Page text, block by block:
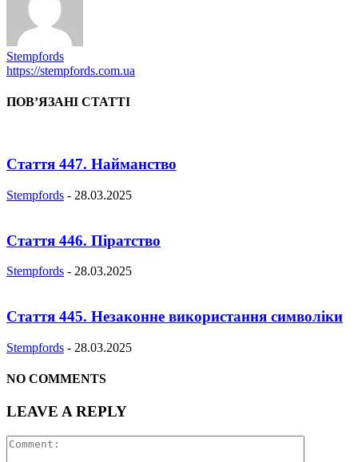
Stempfords
https://stempfords.com.ua
ПОВ’ЯЗАНІ СТАТТІ
Стаття 447. Найманство
Stempfords - 28.03.2025
Стаття 446. Піратство
Stempfords - 28.03.2025
Стаття 445. Незаконне використання символіки
Stempfords - 28.03.2025
NO COMMENTS
LEAVE A REPLY